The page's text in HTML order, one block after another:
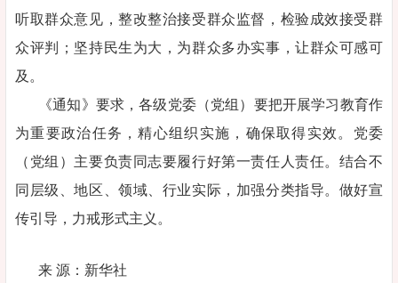
听取群众意见，整改整治接受群众监督，检验成效接受群
众评判；坚持民生为大，为群众多办实事，让群众可感可
及。
《通知》要求，各级党委（党组）要把开展学习教育作
为重要政治任务，精心组织实施，确保取得实效。党委
（党组）主要负责同志要履行好第一责任人责任。结合不
同层级、地区、领域、行业实际，加强分类指导。做好宣
传引导，力戒形式主义。
来 源：新华社